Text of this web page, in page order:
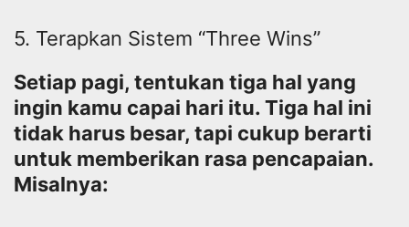
5. Terapkan Sistem “Three Wins”
Setiap pagi, tentukan tiga hal yang
ingin kamu capai hari itu. Tiga hal ini
tidak harus besar, tapi cukup berarti
untuk memberikan rasa pencapaian.
Misalnya: